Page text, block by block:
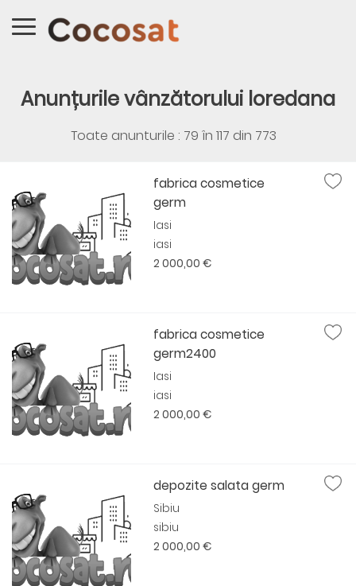
Anunțurile vânzătorului loredana
Toate anunturile : 79 în117 din 773
fabrica cosmetice
germ
Iasi
iasi
2 000,00 €
fabrica cosmetice
germ2400
Iasi
iasi
2 000,00 €
depozite salata germ
Sibiu
sibiu
2 000,00 €